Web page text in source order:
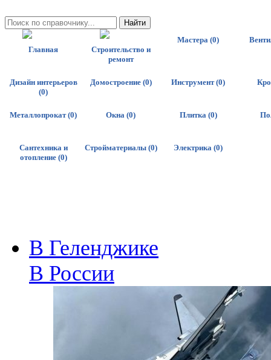
Главная
Строительство и
ремонт
Мастера (0)
Дизайн интерьеров
(0)
Домостроение (0) Инструмент (0)
Металлопрокат (0) Окна (0) Плитка (0)
Сантехника и
отопление (0)
Стройматериалы (0) Электрика (0)
В Геленджике
В России